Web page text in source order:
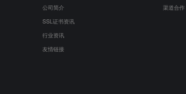
公司简介
SSL证书资讯
行业资讯
友情链接
渠道合作